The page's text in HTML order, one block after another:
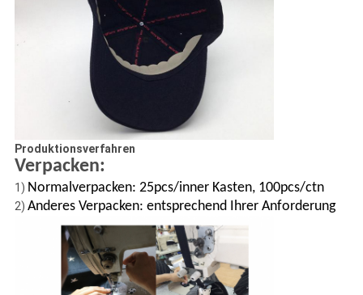
Produktionsverfahren
Verpacken:
1) Normalverpacken: 25pcs/inner Kasten, 100pcs/ctn
2) Anderes Verpacken: entsprechend Ihrer Anforderung